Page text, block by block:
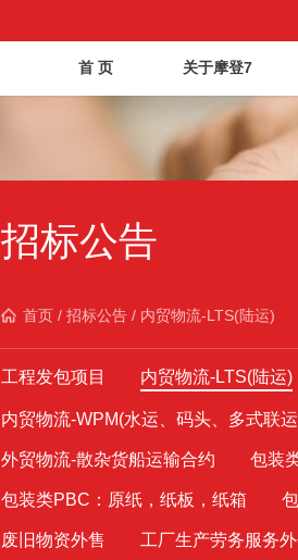
关于摩登7
首 页
招标公告
首页 /招标公告 / 内贸物流-LTS(陆运)
工程发包项目 内贸物流-LTS(陆运)
内贸物流-WPM(水运、码头、多式联
外贸物流-散杂货船运输合约 包装
包装类PBC：原纸，纸板，纸箱
废旧物资外售 工厂生产劳务服务